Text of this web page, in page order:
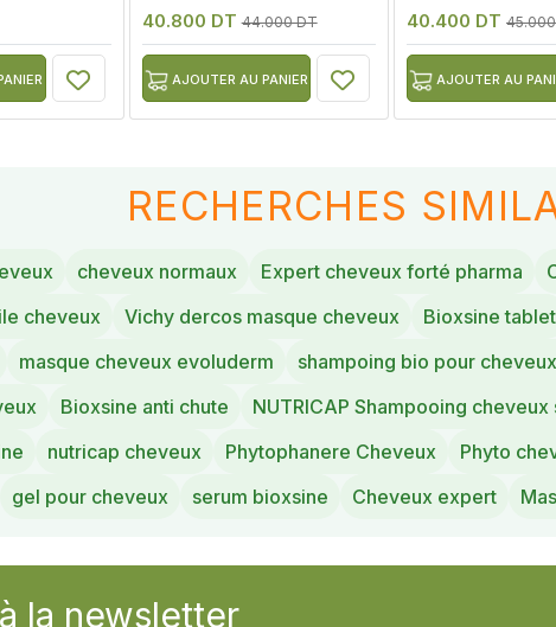
40.800 DT44.000 DT
AJOUTER AU PANIER
40.400 DT
AJOUTER AU
RECHERCHES
cheveux normaux Expert cheveux forté pharma
cheveux Vichy dercos masque cheveux Bioxsine tablet
masque cheveux evoluderm shampoing bio pour
Bioxsine anti chute NUTRICAP Shampooing cheveux
nutricap cheveux Phytophanere Cheveux Phyto
gel pour cheveux serum bioxsine Cheveux expert
la newsletter